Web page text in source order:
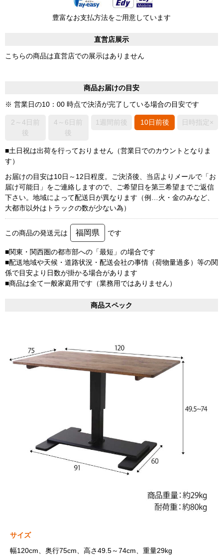
豊富なお支払方法をご用意しています
直営店展示
こちらの商品は直営店での展示はありません
商品お届けの目安
※ 営業日の10：00 時点で決済が完了している場合の目安です
2～4日前
後
4～6日前
後
1週間前後 10日前後 日時指定×
■土日祝は出荷を行っておりません（営業日でのカウントとなりま
す）
お届けの目安は10日～12日程度。ご決済後、当店よりメールで「お
届け可能日」をご連絡しますので、ご希望日を第三希望までご返信
下さい。地域によって配送日が異なります（例…火・金のみなど、
大都市以外はトラックの数が少ない為）
この商品の発送元は 福岡県 です
■関東・関西圏の都市部への「最短」の場合です
■配送地域や天候・道路状況・配送会社の事情（荷物量過多）等の関
係で目安より日数が掛かる場合があります
■商品は全て一般家庭用です（業務用ではありません）
商品スペック
サイズ
幅120cm、奥行75cm、高さ49.5～74cm、重量29kg